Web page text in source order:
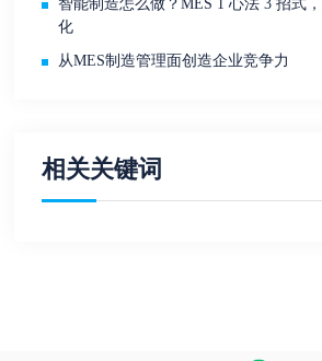
智能制造怎么做？MES 1 心法 3 招式
化
从MES制造管理面创造企业竞争力
相关关键词